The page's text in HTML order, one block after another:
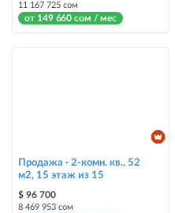
11 167 725 сом
от 149 660 сом / мес
Продажа · 2-комн. кв., 52
м2, 15 этаж из 15
$ 96 700
8 469 953 сом